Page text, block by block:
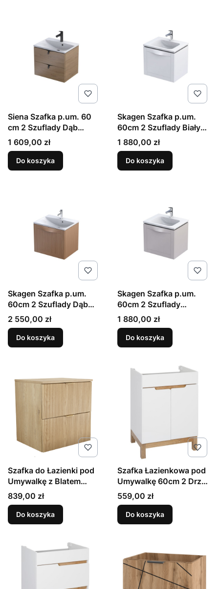
Siena Szafka p.um. 60
cm 2 Szuflady Dąb
Kamienny
Cena
1 609,00 zł
Do koszyka
Skagen Szafka p.um.
60cm 2 Szuflady Biały
Mat
Cena
1 880,00 zł
Do koszyka
Skagen Szafka p.um.
60cm 2 Szuflady Dąb
Naturalny
Cena
2 550,00 zł
Do koszyka
Skagen Szafka p.um.
60cm 2 Szuflady
Piaskowy Mat
Cena
1 880,00 zł
Do koszyka
Szafka do Łazienki pod
Umywalkę z Blatem
60cm Ryflowane Fronty
Dąb Cremona
Cena
839,00 zł
Do koszyka
Szafka Łazienkowa pod
Umywalkę 60cm 2 Drzwi
Biała Spek
Cena
559,00 zł
Do koszyka